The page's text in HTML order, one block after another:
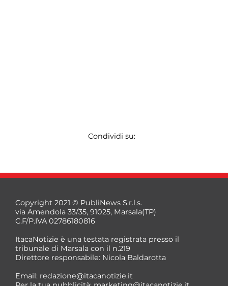
Condividi su:
Copyright 2021 © PubliNews S.r.l.s.
via Amendola 33/35, 91025, Marsala(TP)
C.F/P.IVA 02786180816
ItacaNotizie è una testata registrata presso il
tribunale di Marsala con il n.219
Direttore responsabile: Nicola Baldarotta
Email: redazione@itacanotizie.it